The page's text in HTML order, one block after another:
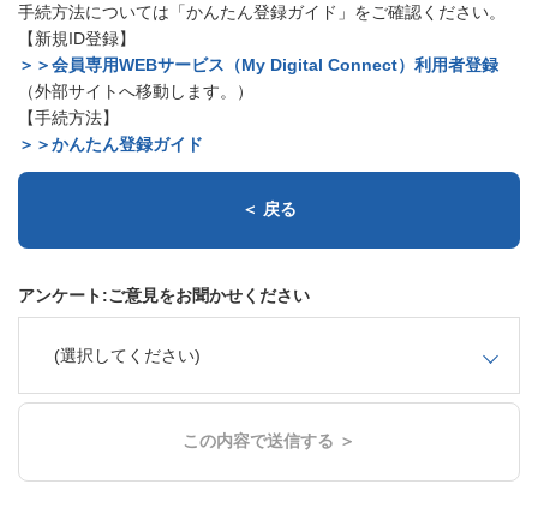
手続方法については「かんたん登録ガイド」をご確認ください。
【新規ID登録】
＞＞会員専用WEBサービス（My Digital Connect）利用者登録
（外部サイトへ移動します。）
【手続方法】
＞＞かんたん登録ガイド
＜ 戻る
アンケート:ご意見をお聞かせください
(選択してください)
この内容で送信する ＞